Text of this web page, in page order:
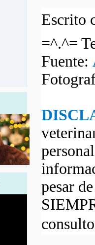
Escrito
=^.^=
Fuente:
pesar